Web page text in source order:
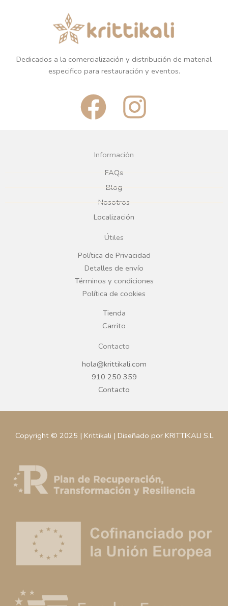
Dedicados a la comercialización y distribución de material
especifico para restauración y eventos.
F
a
c
e
b
o
o
k
I
n
g
r
a
Información
FAQs
Blog
Nosotros
Localización
Útiles
Política de Privacidad
Detalles de envío
Términos y condiciones
Política de cookies
Tienda
Carrito
Contacto
hola@krittikali.com
910 250 359
Contacto
Copyright © 2025 | Krittikali | Diseñado por KRITTIKALI S.L